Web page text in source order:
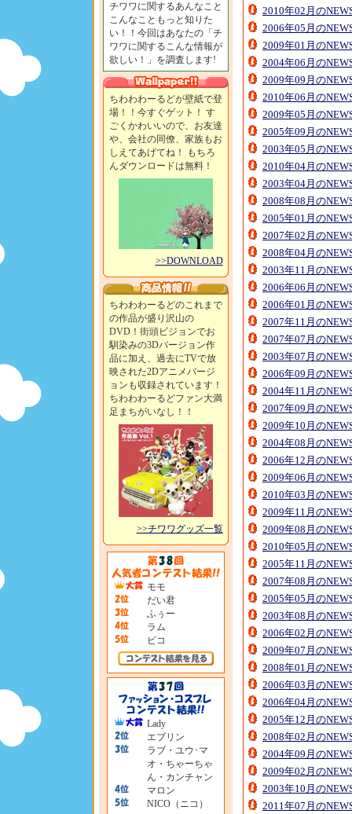
チワワに関するあんなこと
こんなこともっと知りた
い！！今回はあなたの「チ
ワワに関するこんな情報が
欲しい！」を調査します!
ちわわわーるどが壁紙で登
場！！今すぐゲット！ す
ごくかわいいので、お友達
や、会社の同僚、家族もお
しえてあげてね！ もちろ
んダウンロードは無料！
>>DOWNLOAD
ちわわわーるどのこれまで
の作品が盛り沢山の
DVD！街頭ビジョンでお
馴染みの3Dバージョン作
品に加え、過去にTVで放
映された2Dアニメバージ
ョンも収録されています！
ちわわわーるどファン大満
足まちがいなし！！
>>チワワグッズ一覧
モモ
だい君
ふぅー
ラム
ピコ
Lady
エブリン
ラブ・ユウ･マ
オ・ちゃーちゃ
ん・カンチャン
マロン
NICO（ニコ）
2010年02月の
2006年05月の
2009年01月の
2004年06月の
2009年09月の
2010年06月の
2009年05月の
2005年09月の
2003年05月の
2010年04月の
2003年04月の
2008年08月の
2005年01月の
2007年02月の
2008年04月の
2003年11月の
2006年06月の
2006年01月の
2007年11月の
2007年07月の
2003年07月の
2006年09月の
2004年11月の
2007年09月の
2009年10月の
2004年08月の
2006年12月の
2009年06月の
2010年03月の
2009年11月の
2009年08月の
2010年05月の
2005年11月の
2007年08月の
2005年05月の
2003年08月の
2006年02月の
2009年07月の
2008年01月の
2006年03月の
2006年04月の
2005年12月の
2008年02月の
2004年09月の
2009年02月の
2003年10月の
2011年07月の